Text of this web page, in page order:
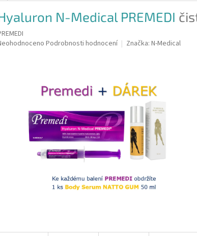
N-Medical PREMEDI
hvězdiček.
Podrobnosti hodnocení Značka: N-Medical